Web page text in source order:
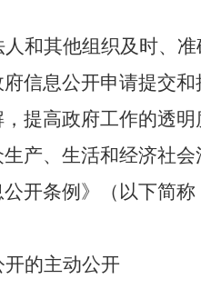
和其他组织及时、
信息公开申请提交
提高政府工作的透
产、生活和经济社
开条例》（以下简
的主动公开